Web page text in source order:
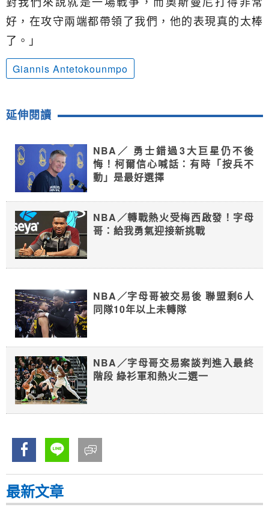
好，在攻守兩端都帶領了我們，他的表現真的太棒
了。」
Giannis Antetokounmpo
延伸閱讀
NBA／ 勇士錯過3大巨星仍不後
悔！柯爾信心喊話：有時「按兵不
動」是最好選擇
NBA／轉戰熱火受梅西啟發！字母
哥：給我勇氣迎接新挑戰
NBA／字母哥被交易後 聯盟剩6人
同隊10年以上未轉隊
NBA／字母哥交易案談判進入最終
階段 綠衫軍和熱火二選一
最新文章